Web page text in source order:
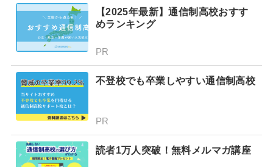
分かりやすく解説！
【2025年最新】通信制高校おすす
めランキング
PR
不登校でも卒業しやすい通信制高校
PR
読者1万人突破！無料メルマガ講座